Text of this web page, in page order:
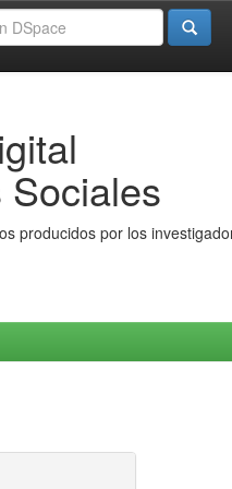
producidos por los